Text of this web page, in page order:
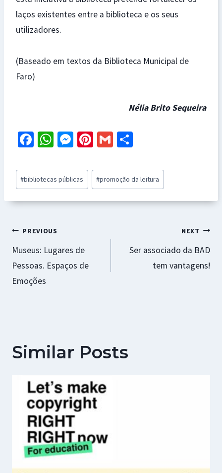
laços existentes entre a biblioteca e os seus
utilizadores.
(Baseado em textos da Biblioteca Municipal de
Faro)
Nélia Brito Sequeira
Fa
b
o
o
W
at
sA
p
M
se
n
ge
Pi
er
es
t
G
ai
l
ar
e
Post
Tags:
#bibliotecas públicas #promoção da leitura
Navegação
de
artigos
PREVIOUS
Museus: Lugares de
Pessoas. Espaços de
Emoções
NEXT
Ser associado da BAD
tem vantagens!
Similar Posts